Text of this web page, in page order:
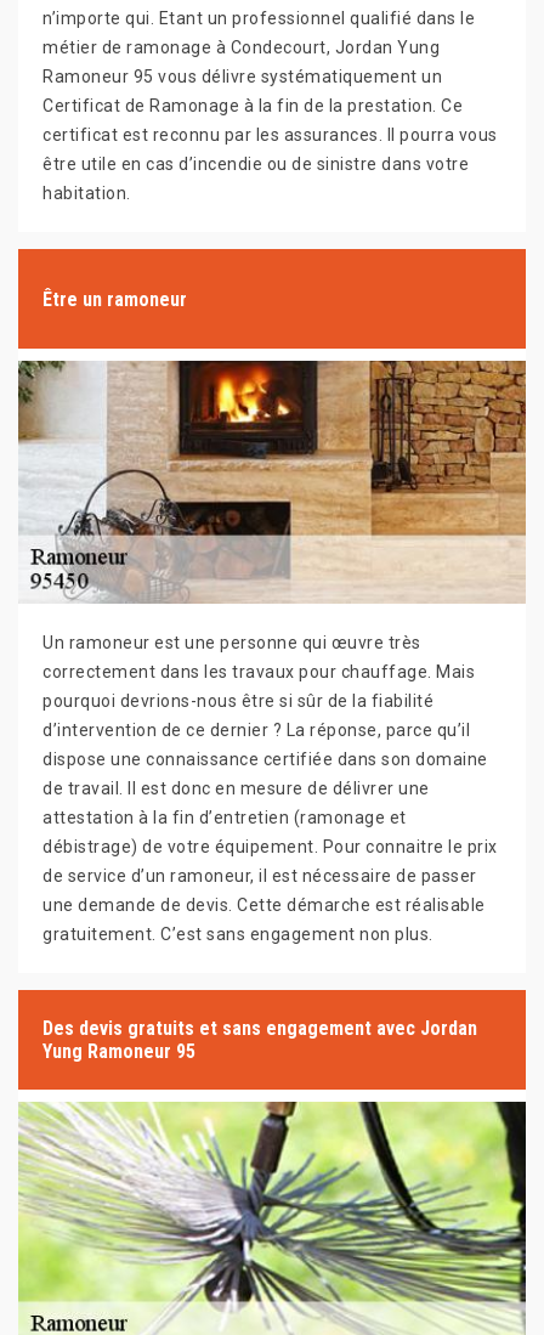
n’importe qui. Etant un professionnel qualifié dans le
métier de ramonage à Condecourt, Jordan Yung
Ramoneur 95 vous délivre systématiquement un
Certificat de Ramonage à la fin de la prestation. Ce
certificat est reconnu par les assurances. Il pourra vous
être utile en cas d’incendie ou de sinistre dans votre
habitation.
Être un ramoneur
Un ramoneur est une personne qui œuvre très
correctement dans les travaux pour chauffage. Mais
pourquoi devrions-nous être si sûr de la fiabilité
d’intervention de ce dernier ? La réponse, parce qu’il
dispose une connaissance certifiée dans son domaine
de travail. Il est donc en mesure de délivrer une
attestation à la fin d’entretien (ramonage et
débistrage) de votre équipement. Pour connaitre le prix
de service d’un ramoneur, il est nécessaire de passer
une demande de devis. Cette démarche est réalisable
gratuitement. C’est sans engagement non plus.
Des devis gratuits et sans engagement avec Jordan
Yung Ramoneur 95